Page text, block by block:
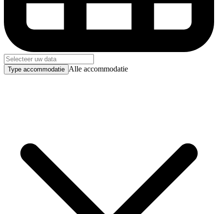
Type accommodatie Alle accommodatie